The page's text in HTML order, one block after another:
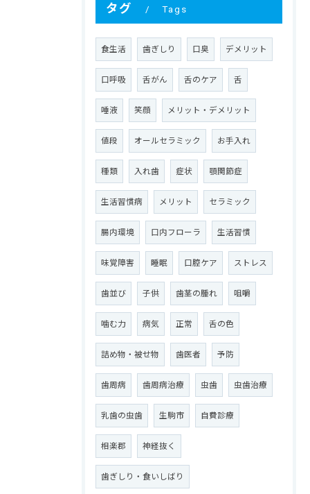
タグ Tags
食生活 歯ぎしり 口臭 デメリット
口呼吸 舌がん 舌のケア 舌
唾液 笑顔 メリット・デメリット
値段 オールセラミック お手入れ
種類 入れ歯 症状 顎関節症
生活習慣病 メリット セラミック
腸内環境 口内フローラ 生活習慣
味覚障害 睡眠 口腔ケア ストレス
歯並び 子供 歯茎の腫れ 咀嚼
噛む力 病気 正常 舌の色
詰め物・被せ物 歯医者 予防
歯周病 歯周病治療 虫歯 虫歯治療
乳歯の虫歯 生駒市 自費診療
相楽郡 神経抜く
歯ぎしり・食いしばり